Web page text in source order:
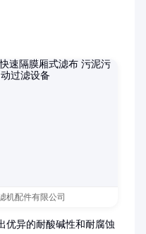
机配件有限公司
优异的耐酸碱性和耐腐蚀